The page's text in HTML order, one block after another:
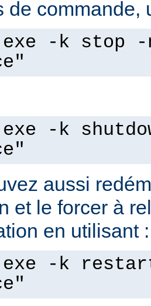
de commande,
-k stop -
-k
aussi
et le forcer à
en utilisant :
-k